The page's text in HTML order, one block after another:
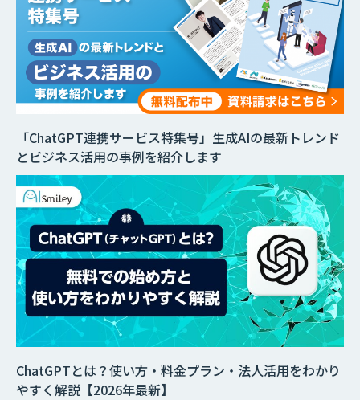
ChatGPTとは？使い方・料金プラン・法人活用をわかり
やすく解説【2026年最新】
「ChatGPT連携サービス特集号」生成AIの最新トレンド
とビジネス活用の事例を紹介します